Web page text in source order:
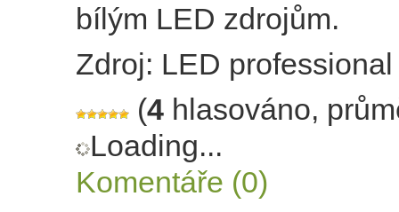
bílým LED zdrojům.
Zdroj: LED professional
(4 hlasováno,
Loading...
Komentáře (0)